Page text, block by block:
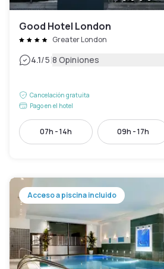
Good Hotel London
Greater London
4.1/5|8 Opiniones
Cancelación gratuita
Pago en el hotel
07h - 14h 09h - 17h
Acceso a piscina incluido